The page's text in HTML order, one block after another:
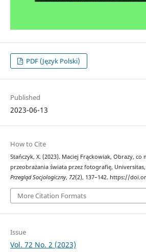
PDF (Język Polski)
Published
2023-06-13
How to Cite
Stańczyk, X. (2023). Maciej Frąckowiak, Obrazy, co
przeobrażania świata przez fotografię, Universitas,
Przegląd Socjologiczny, 72(2), 137–142. https://
More Citation Formats
Issue
Vol. 72 No. 2 (2023)